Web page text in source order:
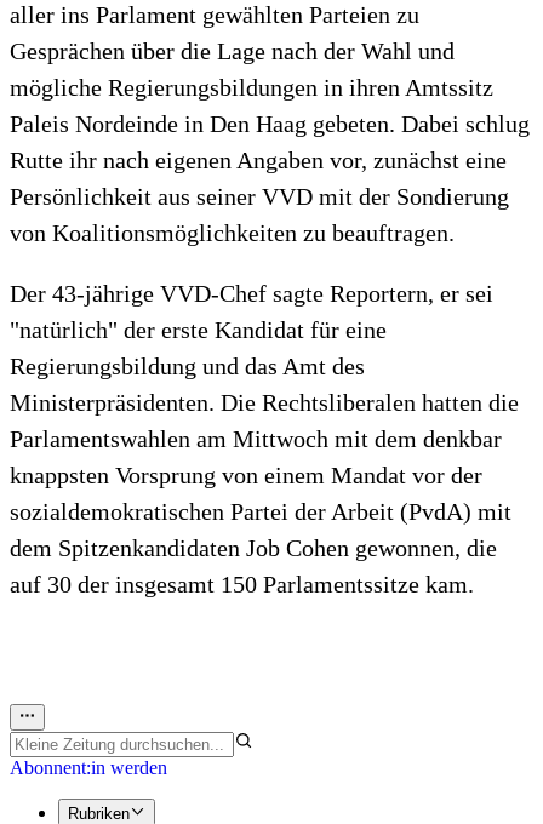
aller ins Parlament gewählten Parteien zu
Gesprächen über die Lage nach der Wahl und
mögliche Regierungsbildungen in ihren Amtssitz
Paleis Nordeinde in Den Haag gebeten. Dabei schlug
Rutte ihr nach eigenen Angaben vor, zunächst eine
Persönlichkeit aus seiner VVD mit der Sondierung
von Koalitionsmöglichkeiten zu beauftragen.
Der 43-jährige VVD-Chef sagte Reportern, er sei
"natürlich" der erste Kandidat für eine
Regierungsbildung und das Amt des
Ministerpräsidenten. Die Rechtsliberalen hatten die
Parlamentswahlen am Mittwoch mit dem denkbar
knappsten Vorsprung von einem Mandat vor der
sozialdemokratischen Partei der Arbeit (PvdA) mit
dem Spitzenkandidaten Job Cohen gewonnen, die
auf 30 der insgesamt 150 Parlamentssitze kam.
Abonnent:in werden
Rubriken